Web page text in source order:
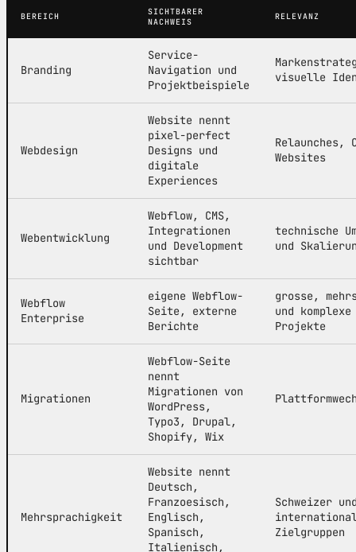
BEREICH
SICHTBARER
NACHWEIS
RELEVANZ
Branding
Service-
Navigation und
Projektbeispiele
visuelle
Webdesign
Website nennt
pixel-perfect
Designs und
digitale
Experiences
Relaunches,
Websites
Webentwicklung
Webflow, CMS,
Integrationen
und Development
sichtbar
technische
und
Webflow
Enterprise
eigene Webflow-
Seite, externe
Berichte
grosse,
und
Projekte
Migrationen
Webflow-Seite
nennt
Migrationen von
WordPress,
Typo3, Drupal,
Shopify, Wix
Mehrsprachigkeit
Website nennt
Deutsch,
Franzoesisch,
Englisch,
Spanisch,
Italienisch,
Schweizer
Zielgruppen